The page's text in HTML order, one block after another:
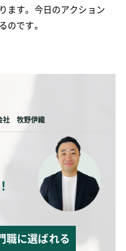
ます。今日のアクション
のです。
社 牧野伊織
職に選ばれる